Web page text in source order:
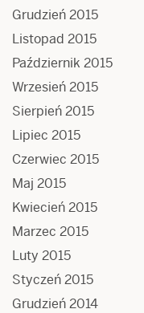
Grudzień 2015
Listopad 2015
Październik 2015
Wrzesień 2015
Sierpień 2015
Lipiec 2015
Czerwiec 2015
Maj 2015
Kwiecień 2015
Marzec 2015
Luty 2015
Styczeń 2015
Grudzień 2014